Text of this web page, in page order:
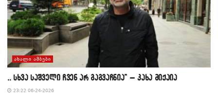
ᲐᲮᲐᲚᲘ ᲐᲛᲑᲔᲑᲘ
,, სხვა საშველი ჩვენ არ გაგვაჩნია” – კახა მიქაია
23:22 06-24-2026